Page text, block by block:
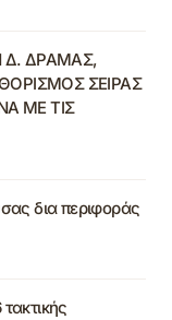
Δ. ΔΡΑΜΑΣ,
ΣΕΙΡΑΣ
ΜΕ ΤΙΣ
δια περιφοράς